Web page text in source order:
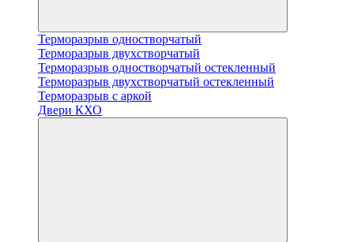
Терморазрыв одностворчатый
Терморазрыв двухстворчатый
Терморазрыв одностворчатый остекленный
Терморазрыв двухстворчатый остекленный
Терморазрыв с аркой
Двери КХО